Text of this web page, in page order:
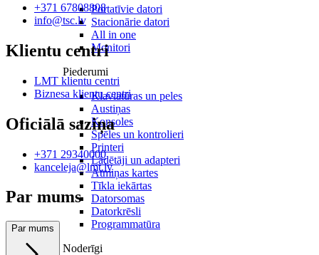
Portatīvie datori
Stacionārie datori
All in one
Monitori
Piederumi
Klaviatūras un peles
Austiņas
Konsoles
Spēles un kontrolieri
Printeri
Lādētāji un adapteri
Atmiņas kartes
Tīkla iekārtas
Datorsomas
Datorkrēsli
Programmatūra
Noderīgi
+371 67808808
info@tsc.lv
Klientu centri
LMT klientu centri
Biznesa klientu centri
Oficiālā saziņa
+371 29340000
kanceleja@lmt.lv
Par mums
Par mums